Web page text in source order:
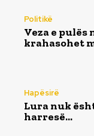
Politikë
Veza e pulës
krahasohet
Hapësirë
Lura nuk
harresë…